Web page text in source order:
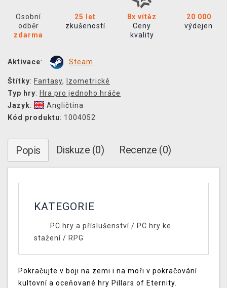
Osobní
odběr
zdarma
25 let
zkušeností
8x vítěz
Ceny
kvality
20 000
výdejen
Aktivace: Steam
Štítky: Fantasy,
Izometrické
Typ hry: Hra pro jednoho hráče
Jazyk:
Angličtina
Kód produktu: 1004052
Popis Diskuze (0) Recenze (0)
KATEGORIE
PC hry a příslušenství/ PC hry ke
stažení / RPG
Pokračujte v boji na zemi i na moři v pokračování
kultovní a oceňované hry Pillars of Eternity.